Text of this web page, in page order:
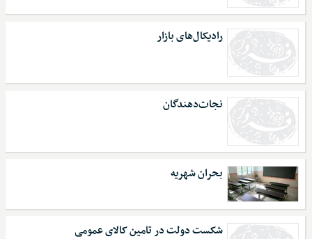
رادیکال‌های بازار
نجات‌دهندگان
بحران شهریه
شکست دولت در تامین کالای عمومی